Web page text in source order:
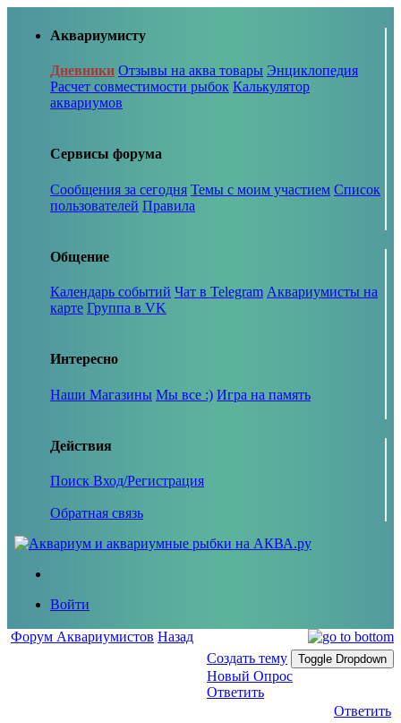
Аквариумисту
Дневники Отзывы на аква товары Энциклопедия
Расчет совместимости рыбок Калькулятор
аквариумов
Сервисы форума
Сообщения за сегодня Темы с моим участием Список
пользователей Правила
Общение
Календарь событий Чат в Telegram Аквариумисты на
карте Группа в VK
Интересно
Наши Магазины Мы все :) Игра на память
Действия
Поиск Вход/Регистрация
Обратная связь
Войти
Форум Аквариумистов Назад
Создать тему
Toggle Dropdown
Новый Опрос
Ответить
Ответить